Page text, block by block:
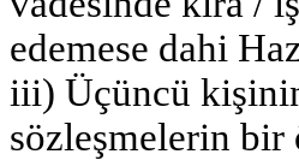
edemese dahi
iii) Üçüncü
sözleşmelerin